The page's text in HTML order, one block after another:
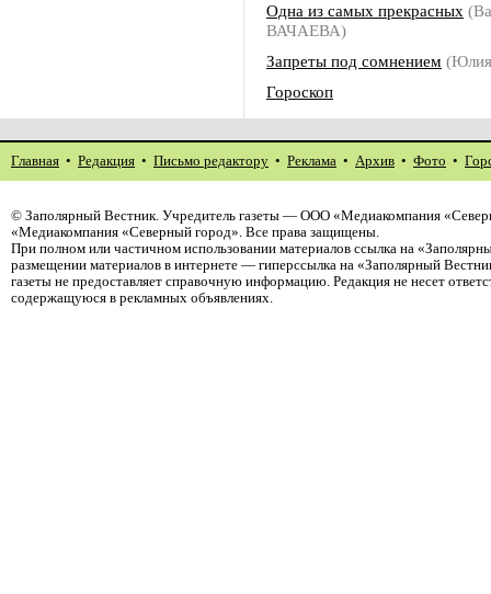
Одна из самых прекрасных
ВАЧАЕВА)
Запреты под сомнением
Гороскоп
Главная • Редакция • Письмо редактору • Реклама • Архив • Фото •
© Заполярный Вестник. Учредитель газеты — ООО «Медиакомпания
«Медиакомпания «Северный город». Все права защищены.
При полном или частичном использовании материалов ссылка на
размещении материалов в интернете — гиперссылка на «Заполярный
газеты не предоставляет справочную информацию. Редакция не несет
содержащуюся в рекламных объявлениях.